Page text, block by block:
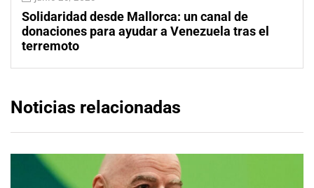
Solidaridad desde Mallorca: un canal de
donaciones para ayudar a Venezuela tras el
terremoto
Noticias relacionadas